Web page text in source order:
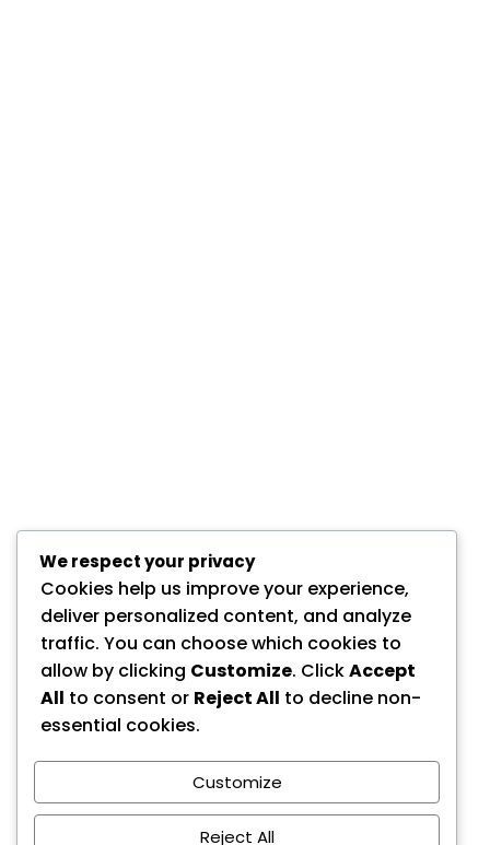
We respect your privacy
Cookies help us improve your experience,
deliver personalized content, and analyze
traffic. You can choose which cookies to
allow by clicking Customize. ClickAccept
All to consent or Reject All to decline non-
essential cookies.
Customize
Reject All